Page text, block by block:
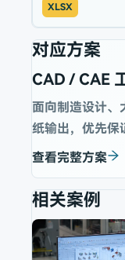
XLSX
对应方案
CAD / CAE
面向制造设计、
纸输出，优先保
查看完整方案
相关案例